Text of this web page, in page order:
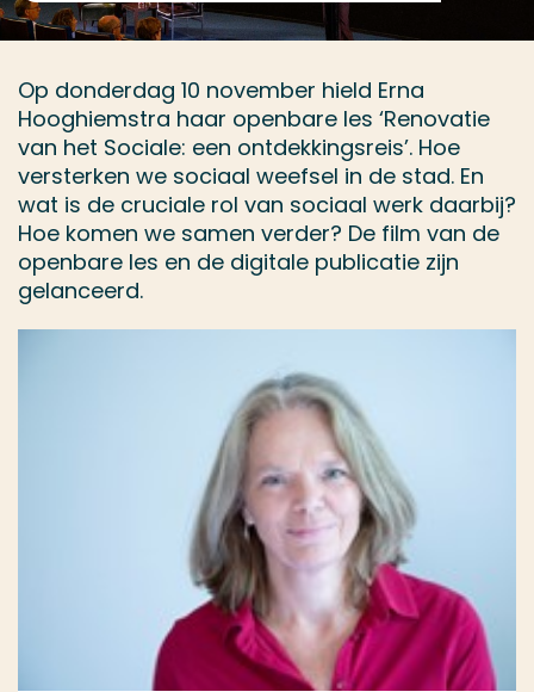
Op donderdag 10 november hield Erna
Hooghiemstra haar openbare les ‘Renovatie
van het Sociale: een ontdekkingsreis’. Hoe
versterken we sociaal weefsel in de stad. En
wat is de cruciale rol van sociaal werk daarbij?
Hoe komen we samen verder? De film van de
openbare les en de digitale publicatie zijn
gelanceerd.